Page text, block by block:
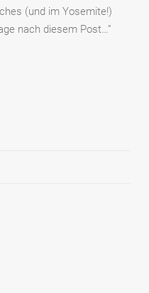
(und im Yosemite!)
nach diesem Post…”